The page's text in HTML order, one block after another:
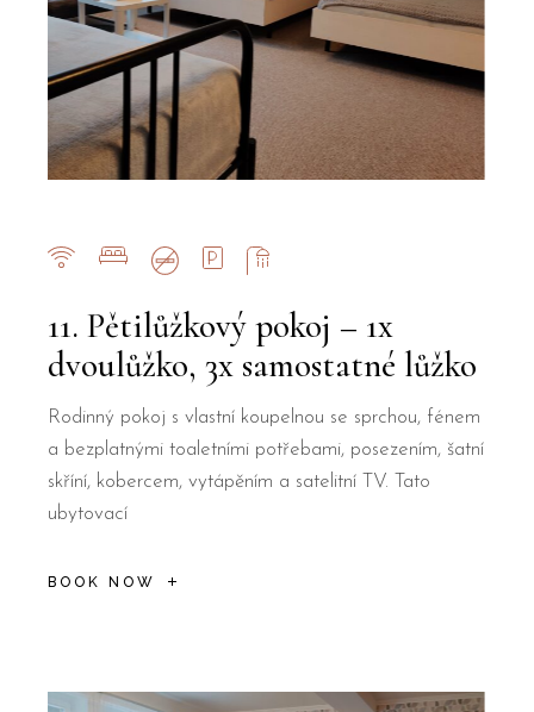
11. Pětilůžkový pokoj – 1x
dvoulůžko, 3x samostatné lůžko
Rodinný pokoj s vlastní koupelnou se sprchou, fénem
a bezplatnými toaletními potřebami, posezením, šatní
skříní, kobercem, vytápěním a satelitní TV. Tato
ubytovací
BOOK NOW